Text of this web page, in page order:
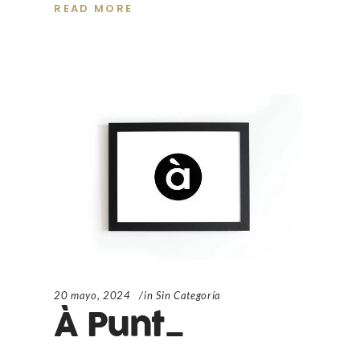
READ MORE
20 mayo, 2024 in Sin Categoría
À Punt_